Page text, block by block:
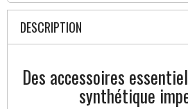
DESCRIPTION
Des accessoires
synthétique